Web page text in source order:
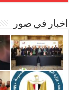
اخبار في صور